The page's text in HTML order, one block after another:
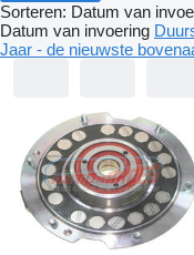
Sorteren: Datum van
Datum van invoering
Jaar - de nieuwste